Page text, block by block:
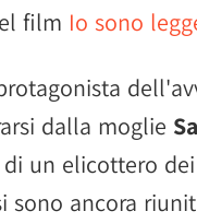
film Io sono
dalla moglie
un elicottero
sono ancora